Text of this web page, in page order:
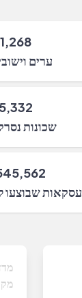
1,268
ערים
5,332
שכונות
עסקאות שבוצעו